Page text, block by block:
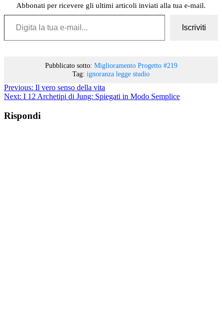
Abbonati per ricevere gli ultimi articoli inviati alla tua e-mail.
Digita la tua e-mail...
Iscriviti
Pubblicato sotto: Miglioramento Progetto #219
Tag: ignoranza legge studio
Previous: Il vero senso della vita
Next: I 12 Archetipi di Jung: Spiegati in Modo Semplice
Rispondi